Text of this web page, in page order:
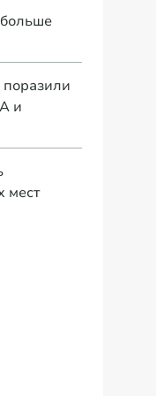
поразили
и
мест